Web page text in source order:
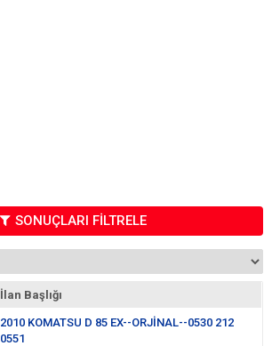
SONUÇLARI FİLTRELE
İlan Başlığı
2010 KOMATSU D 85 EX--ORJİNAL--0530 212
0551